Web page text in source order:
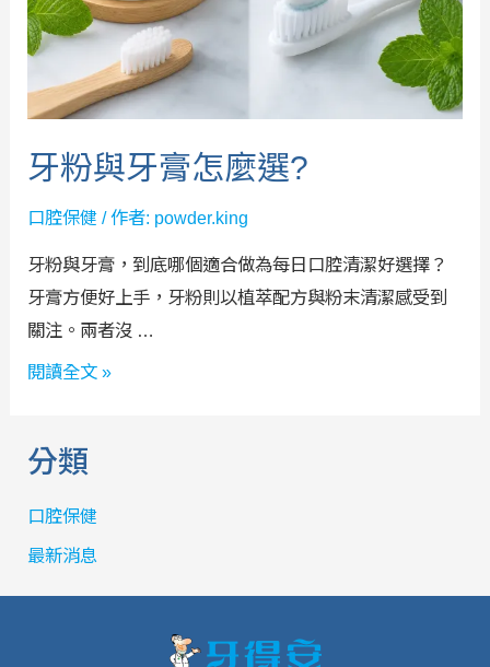
牙粉與牙膏怎麼選?
口腔保健 / 作者: powder.king
牙粉與牙膏，到底哪個適合做為每日口腔清潔好選擇？
牙膏方便好上手，牙粉則以植萃配方與粉末清潔感受到
關注。兩者沒 …
牙
牙
麼
選?
閱讀全文 »
分類
口腔保健
最新消息